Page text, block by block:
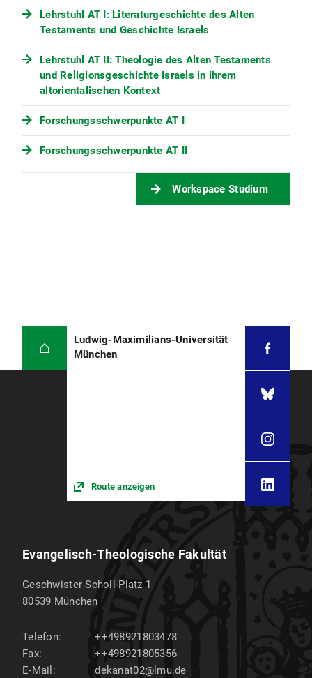
Lehrstuhl AT I: Literaturgeschichte des Alten
Testaments und Geschichte Israels
Lehrstuhl AT II: Theologie des Alten Testaments
und Religionsgeschichte Israels in ihrem
altorientalischen Kontext
Forschungsschwerpunkte AT I
Forschungsschwerpunkte AT II
Workspace Studium
Ludwig-Maximilians-Universität
München
Route anzeigen
Evangelisch-Theologische Fakultät
Geschwister-Scholl-Platz 1
80539 München
Telefon:
++498921803478
Fax:
++498921805356
E-Mail:
dekanat02@lmu.de